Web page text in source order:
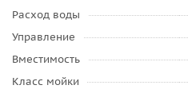
Расход воды
Управление
Вместимость
Класс мойки